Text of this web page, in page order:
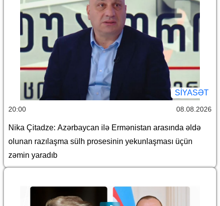
SİYASƏT
20:00 08.08.2026
Nika Çitadze: Azərbaycan ilə Ermənistan arasında əldə
olunan razılaşma sülh prosesinin yekunlaşması üçün
zəmin yaradıb